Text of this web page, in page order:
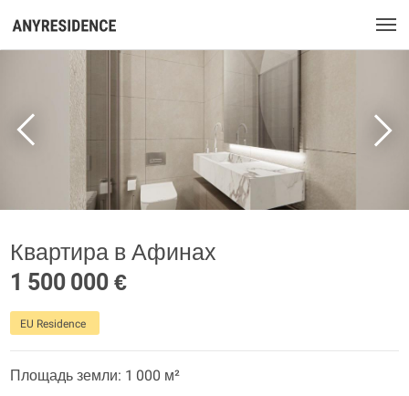
Квартира в Афинах
1 500 000 €
EU Residence
Площадь земли: 1 000 м²